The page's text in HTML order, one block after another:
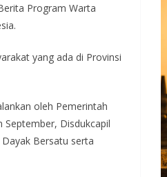
Program Warta
yang ada di Provinsi
oleh Pemerintah
September, Disdukcapil
Bersatu serta